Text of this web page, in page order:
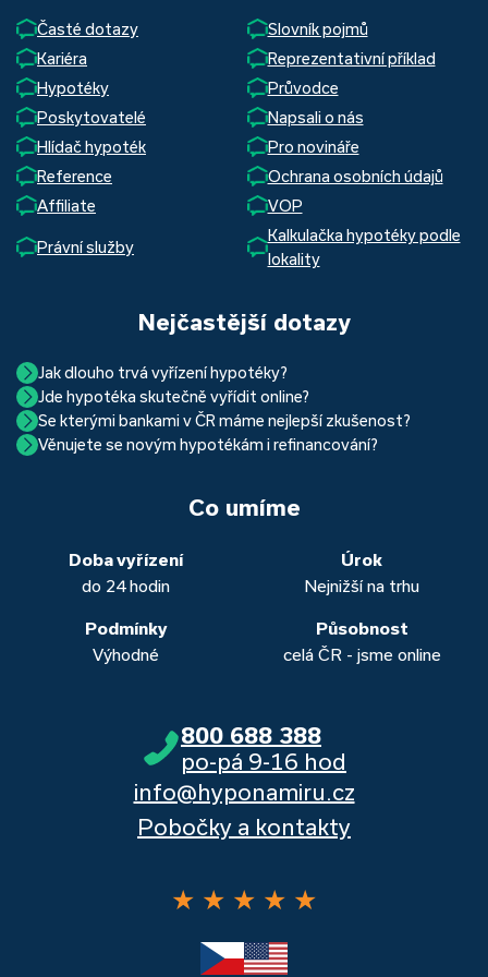
Časté dotazy
Slovník pojmů
Kariéra
Reprezentativní příklad
Hypotéky
Průvodce
Poskytovatelé
Napsali o nás
Hlídač hypoték
Pro novináře
Reference
Ochrana osobních údajů
Affiliate
VOP
Právní služby
Kalkulačka hypotéky podle
lokality
Nejčastější dotazy
Jak dlouho trvá vyřízení hypotéky?
Hypotéka se dá zvládnout za měsíc i za tři. Nejčastěji její
uzavření trvá okolo 2 měsíců. Důvodem je především
schvalovací proces na straně bank. Existuje však řada cest,
to. Přesvědčte se sami.
Jde hypotéka skutečně vyřídit online?
Ano, skutečně jde. Díky moderním technologiím, které
používáme, již do banky při vyřizování hypotéky skutečně
Se kterými bankami v ČR máme nejlepší zkušenost?
Nejvíce proklientská je určitě Hypoteční banka. Svou
běžných účtů a rozhraním s názvem „Hypoteční zóna“.
banka, Moneta a Raiffeisenbank.
Věnujete se novým hypotékám i refinancování?
vašich aktuálních úvěrů na bydlení. Naši specialisté pro vás v
obou případech najdou výhodné řešení, které “utáhnete”.
Co umíme
Doba vyřízení
do 24 hodin
Úrok
Nejnižší na trhu
Podmínky
Výhodné
Působnost
celá ČR - jsme online
800 688 388
po-pá 9-16 hod
info@hyponamiru.cz
Pobočky a kontakty
★ ★ ★ ★ ★